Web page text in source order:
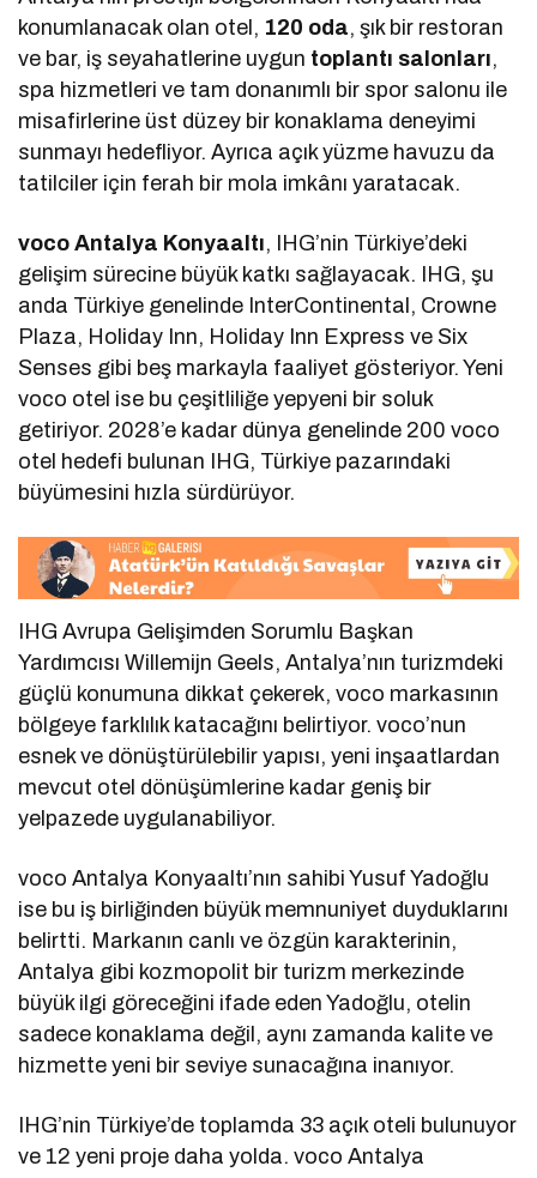
konumlanacak olan otel, 120 oda, şık bir restoran
ve bar, iş seyahatlerine uygun toplantı salonları,
spa hizmetleri ve tam donanımlı bir spor salonu ile
misafirlerine üst düzey bir konaklama deneyimi
sunmayı hedefliyor. Ayrıca açık yüzme havuzu da
tatilciler için ferah bir mola imkânı yaratacak.
voco Antalya Konyaaltı, IHG’nin Türkiye’deki
gelişim sürecine büyük katkı sağlayacak. IHG, şu
anda Türkiye genelinde InterContinental, Crowne
Plaza, Holiday Inn, Holiday Inn Express ve Six
Senses gibi beş markayla faaliyet gösteriyor. Yeni
voco otel ise bu çeşitliliğe yepyeni bir soluk
getiriyor. 2028’e kadar dünya genelinde 200 voco
otel hedefi bulunan IHG, Türkiye pazarındaki
büyümesini hızla sürdürüyor.
IHG Avrupa Gelişimden Sorumlu Başkan
Yardımcısı Willemijn Geels, Antalya’nın turizmdeki
güçlü konumuna dikkat çekerek, voco markasının
bölgeye farklılık katacağını belirtiyor. voco’nun
esnek ve dönüştürülebilir yapısı, yeni inşaatlardan
mevcut otel dönüşümlerine kadar geniş bir
yelpazede uygulanabiliyor.
voco Antalya Konyaaltı’nın sahibi Yusuf Yadoğlu
ise bu iş birliğinden büyük memnuniyet duyduklarını
belirtti. Markanın canlı ve özgün karakterinin,
Antalya gibi kozmopolit bir turizm merkezinde
büyük ilgi göreceğini ifade eden Yadoğlu, otelin
sadece konaklama değil, aynı zamanda kalite ve
hizmette yeni bir seviye sunacağına inanıyor.
IHG’nin Türkiye’de toplamda 33 açık oteli bulunuyor
ve 12 yeni proje daha yolda. voco Antalya